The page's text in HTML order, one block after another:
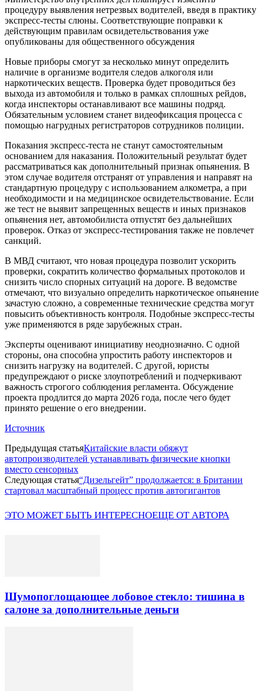
процедуру выявления нетрезвых водителей, введя в практику
экспресс-тесты слюны. Соответствующие поправки к
действующим правилам освидетельствования уже
опубликованы для общественного обсуждения
Новые приборы смогут за несколько минут определить
наличие в организме водителя следов алкоголя или
наркотических веществ. Проверка будет проводиться без
выхода из автомобиля и только в рамках сплошных рейдов,
когда инспекторы останавливают все машины подряд.
Обязательным условием станет видеофиксация процесса с
помощью нагрудных регистраторов сотрудников полиции.
Показания экспресс-теста не станут самостоятельным
основанием для наказания. Положительный результат будет
рассматриваться как дополнительный признак опьянения. В
этом случае водителя отстранят от управления и направят на
стандартную процедуру с использованием алкометра, а при
необходимости и на медицинское освидетельствование. Если
же тест не выявит запрещенных веществ и иных признаков
опьянения нет, автомобилиста отпустят без дальнейших
проверок. Отказ от экспресс-тестирования также не повлечет
санкций.
В МВД считают, что новая процедура позволит ускорить
проверки, сократить количество формальных протоколов и
снизить число спорных ситуаций на дороге. В ведомстве
отмечают, что визуально определить наркотическое опьянение
зачастую сложно, а современные технические средства могут
повысить объективность контроля. Подобные экспресс-тесты
уже применяются в ряде зарубежных стран.
Эксперты оценивают инициативу неоднозначно. С одной
стороны, она способна упростить работу инспекторов и
снизить нагрузку на водителей. С другой, юристы
предупреждают о риске злоупотреблений и подчеркивают
важность строгого соблюдения регламента. Обсуждение
проекта продлится до марта 2026 года, после чего будет
принято решение о его внедрении.
Источник
Предыдущая статьяКитайские власти обяжут
автопроизводителей устанавливать физические кнопки
вместо сенсорных
Следующая статья“Дизельгейт” продолжается: в Британии
стартовал масштабный процесс против автогигантов
ЭТО МОЖЕТ БЫТЬ ИНТЕРЕСНОЕЩЕ ОТ АВТОРА
Шумопоглощающее лобовое стекло: тишина в
салоне за дополнительные деньги